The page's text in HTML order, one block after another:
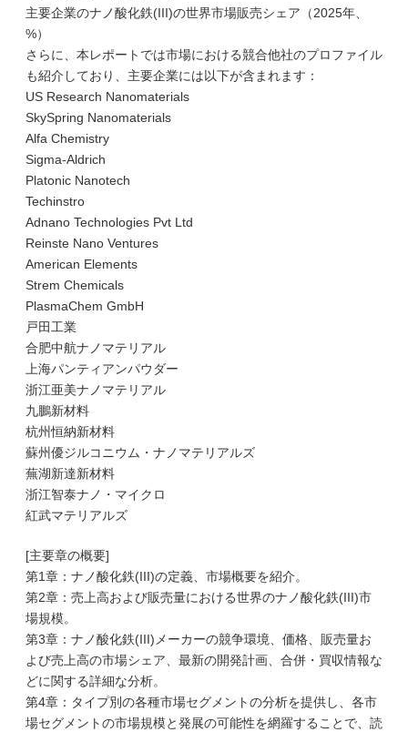
主要企業のナノ酸化鉄(III)の世界市場販売シェア（2025年、
%）
さらに、本レポートでは市場における競合他社のプロファイル
も紹介しており、主要企業には以下が含まれます：
US Research Nanomaterials
SkySpring Nanomaterials
Alfa Chemistry
Sigma-Aldrich
Platonic Nanotech
Techinstro
Adnano Technologies Pvt Ltd
Reinste Nano Ventures
American Elements
Strem Chemicals
PlasmaChem GmbH
戸田工業
合肥中航ナノマテリアル
上海パンティアンパウダー
浙江亜美ナノマテリアル
九鵬新材料
杭州恒納新材料
蘇州優ジルコニウム・ナノマテリアルズ
蕪湖新達新材料
浙江智泰ナノ・マイクロ
紅武マテリアルズ
[主要章の概要]
第1章：ナノ酸化鉄(III)の定義、市場概要を紹介。
第2章：売上高および販売量における世界のナノ酸化鉄(III)市
場規模。
第3章：ナノ酸化鉄(III)メーカーの競争環境、価格、販売量お
よび売上高の市場シェア、最新の開発計画、合併・買収情報な
どに関する詳細な分析。
第4章：タイプ別の各種市場セグメントの分析を提供し、各市
場セグメントの市場規模と発展の可能性を網羅することで、読